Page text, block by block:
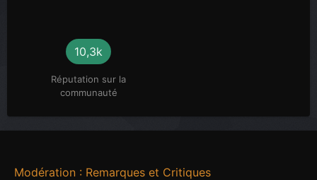
10,3k
Réputation sur la
communauté
Modération : Remarques et Critiques